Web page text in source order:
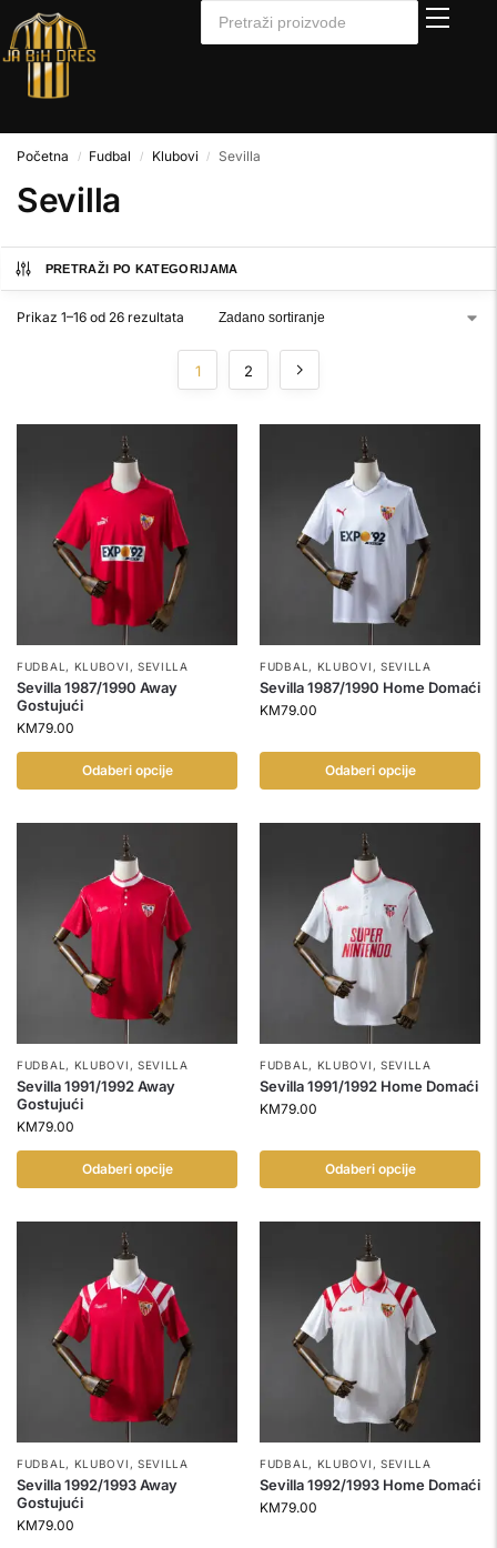
Početna / Fudbal / Klubovi / Sevilla
Sevilla
PRETRAŽI PO KATEGORIJAMA
Prikaz 1–16 od 26 rezultata
1 2
FUDBAL , KLUBOVI , SEVILLA
Sevilla 1987/1990 Away
Gostujući
KM79.00
Odaberi opcije
FUDBAL , KLUBOVI , SEVILLA
Sevilla 1987/1990 Home Domaći
KM79.00
Odaberi opcije
FUDBAL , KLUBOVI , SEVILLA
Sevilla 1991/1992 Away
Gostujući
KM79.00
Odaberi opcije
FUDBAL , KLUBOVI , SEVILLA
Sevilla 1991/1992 Home Domaći
KM79.00
Odaberi opcije
FUDBAL , KLUBOVI , SEVILLA
Sevilla 1992/1993 Away
Gostujući
KM79.00
FUDBAL , KLUBOVI , SEVILLA
Sevilla 1992/1993 Home Domaći
KM79.00